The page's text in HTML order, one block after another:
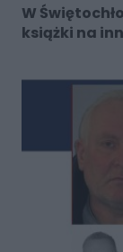
W
książki na